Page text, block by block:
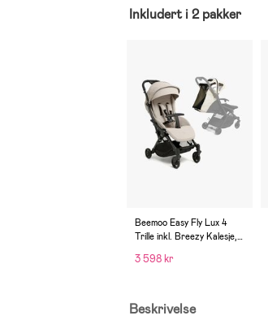
Inkludert i 2 pakker
Beemoo Easy Fly Lux 4
Trille inkl. Breezy Kalesje,
3 598 kr
Beskrivelse